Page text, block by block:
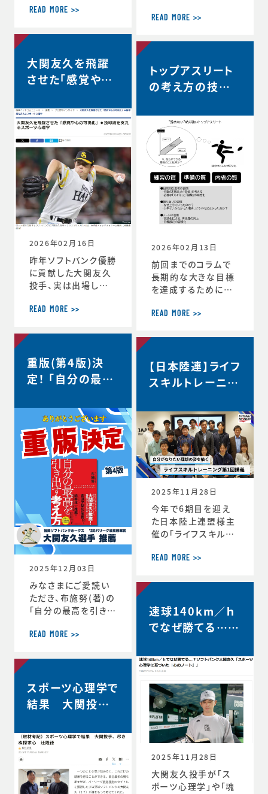
部が、都市対抗野球
選で第2代表戦で勝
が決定しました。 ◆
第97回都市対抗野球
大会 本大会出場決定
動車硬式野球部HPよ
り） https://redcr
uisers.toyotatim
es-sports.toyot
a/news/team_ne
ws-1505
READ MORE >>
京は最終順位5位と
以降、チーム史上最
◆リーグワン2025-2
6 ディビジョン1 最終
順位5位のお知らせ
ズ公式HP） http
s://blackrams-to
kyo.com/news/in
formation/2025-2
026/20260525a.h
tml
READ MORE >>
大関友久を飛躍
させた「感覚や心
術を支えるスポー
ツ心理学【時事ド
ットコムニュー
ス】
2026年02月16日
昨年ソフトバンク優勝
に貢献した大関友久
投手、実は出場した
ーで、たくさんの印象
ていました。時事通信
け、大関選手のコメン
トの「真意」をスポー
ツ心理学の視点から、
た内容がこちらの記
事にまとめられてい
ます。大関選手の布施
の1年間の取組みの
中身が見えてくると
思います。ぜひリンク
からご覧ください。・
言語化で生じる再現
性・何にフォーカスす
READ MORE >>
トップアスリート
の考え方の技術
中、諦めずに粘り
強い選手は何を
考えているの
か？…
2026年02月13日
前回までのコラムで
長期的な大きな目標
を達成するためにCS
がらその時々の適切
との重要性を話して
バランスを理解するこ
とのメリットはそれだ
けにとどまりません。
ビジネスにおいても
瞬時に判断が求めら
れるような状況が
度々起こりますが、 C
S バランスを意識し
てその時できる最高
のことにチャレンジす
る習慣が身につくと、
困難などんな状況下
READ MORE >>
重版(第4版)決
定！ 「自分の最高
方」
2025年12月03日
みなさまにご愛読い
ただき、布施努(著)の
「自分の最高を引き出
ツ心理学博士が語る
の違い」は、続々と重
決定しました。第4版
からの帯には、ソフト
バンクホークス大関
葉もいただいていま
す！この本が、より多く
のみなさまのお役に
立つことができれば
と願っております。■
READ MORE >>
【日本陸連】ライフ
スキルトレーニン
ンタビュー＜自分
がなりたい理想の
姿を描く＞
2025年11月28日
今年で6期目を迎え
た日本陸上連盟様主
催の「ライフスキルト
トしています。第6期
3名、3年生2名、4年
tps://www.jaaf.o
r.jp/news/articl
e/22881/）が受講生
ます。第一回のトレー
ニングの様子や受講
者のインタビューが
掲載されました。htt
ps://www.jaaf.or.
jp/news/a
READ MORE >>
スポーツ心理学で
結果 大関投手、
日新聞デジタル】
速球140km／ｈ
でなぜ勝てる…？
友久「野球はアー
トとサイエンスで
す」【FRIDAY…
2025年11月28日
大関友久投手が「ス
ポーツ心理学」や「魂